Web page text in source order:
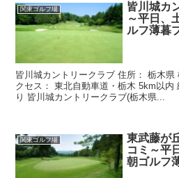
関東ゴルフ場
皆川城カ
～平日、
ルフ薄暮
皆川城カントリークラブ 住所： 栃木県
クセス： 東北自動車道・栃木 5km以内
り 皆川城カントリークラブ(栃木県...
関東ゴルフ場
東武藤が
コミ～平
朝ゴルフ